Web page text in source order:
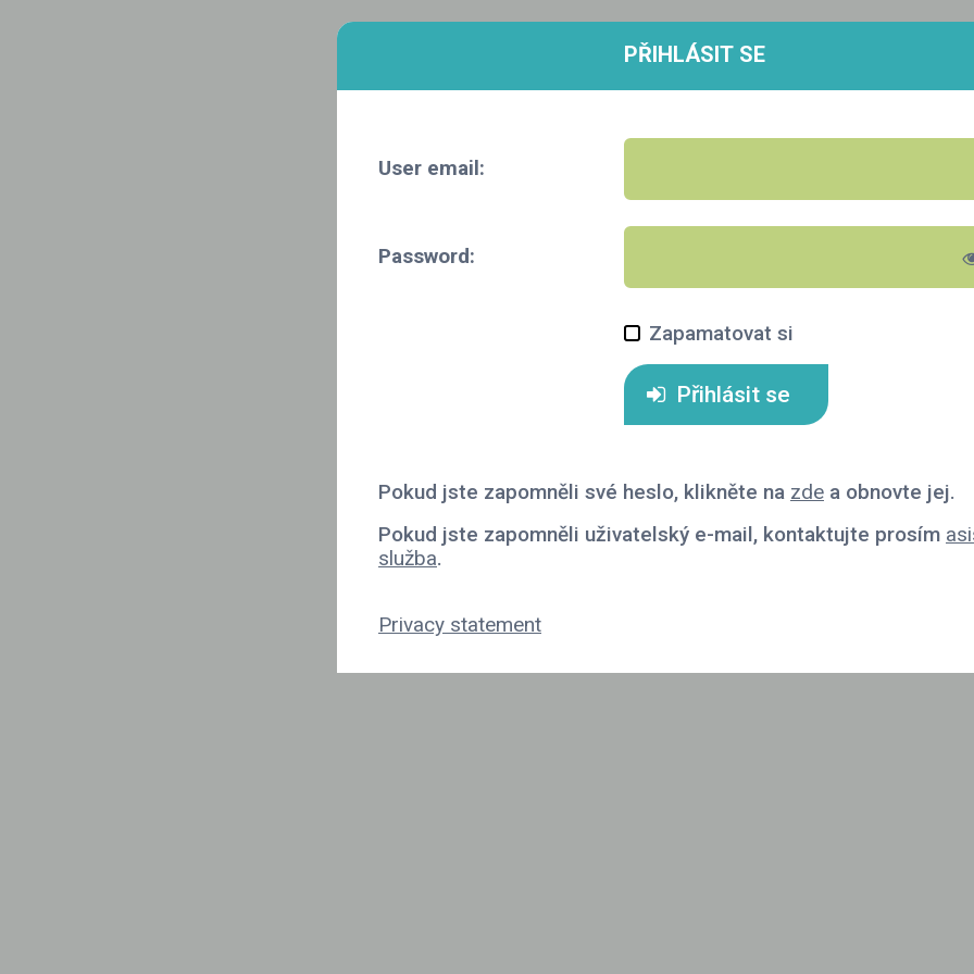
PŘIHLÁSIT SE
User email:
Password:
Zapamatovat si
Přihlásit se
Pokud jste zapomněli své heslo, klikněte na zde a obnovte jej.
Pokud jste zapomněli uživatelský e-mail, kontaktujte prosím
služba.
Privacy statement